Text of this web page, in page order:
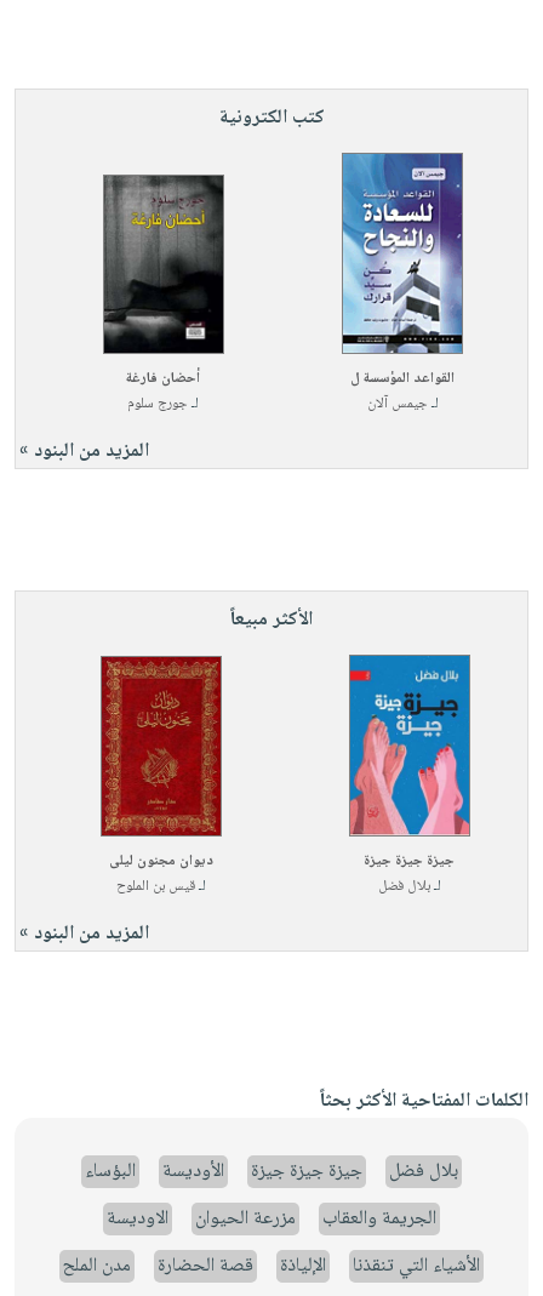
كتب الكترونية
القواعد المؤسسة ل
لـجيمس آلان
أحضان فارغة
لـجورج سلوم
المزيد من البنود »
الأكثر مبيعاً
جيزة جيزة جيزة
لـبلال فضل
ديوان مجنون ليلى
لـقيس بن الملوح
المزيد من البنود »
الكلمات المفتاحية الأكثر بحثاً
بلال فضل جيزة جيزة جيزة الأوديسة
البؤساء
الجريمة والعقاب
مزرعة الحيوان
الاوديسة
الأشياء التي تنقذنا
الإلياذة قصة الحضارة مدن الملح